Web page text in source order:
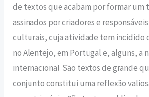
de textos que acabam por formar um
assinados por criadores e
culturais, cuja atividade tem incidido
no Alentejo, em Portugal e, alguns, a
internacional. São textos de grande
conjunto constitui uma reflexão